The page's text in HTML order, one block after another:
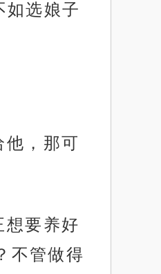
如选娘子
，那可
要养好
不管做得